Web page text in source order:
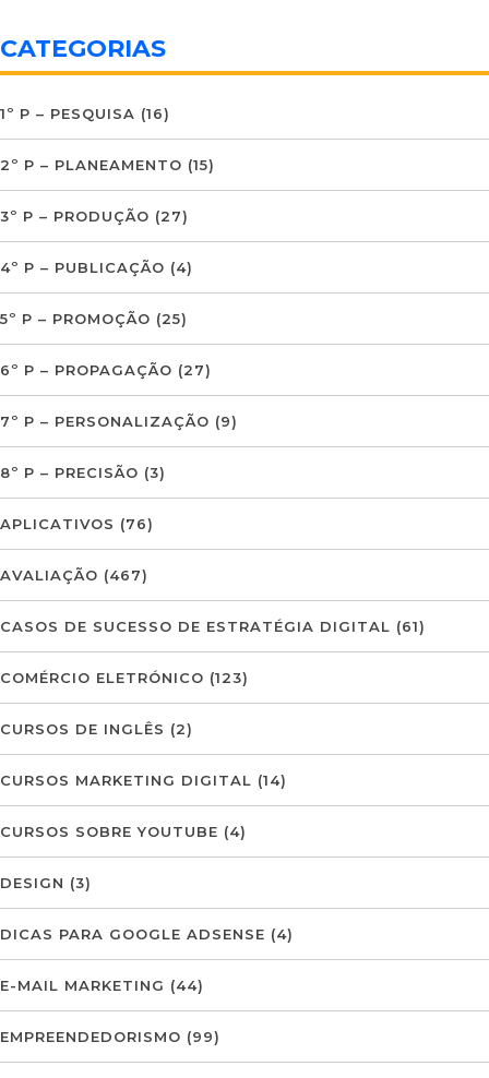
CATEGORIAS
1º P – PESQUISA (16)
2º P – PLANEAMENTO (15)
3º P – PRODUÇÃO (27)
4º P – PUBLICAÇÃO (4)
5º P – PROMOÇÃO (25)
6º P – PROPAGAÇÃO (27)
7º P – PERSONALIZAÇÃO (9)
8º P – PRECISÃO (3)
APLICATIVOS (76)
AVALIAÇÃO (467)
CASOS DE SUCESSO DE ESTRATÉGIA DIGITAL (61)
COMÉRCIO ELETRÓNICO (123)
CURSOS DE INGLÊS (2)
CURSOS MARKETING DIGITAL (14)
CURSOS SOBRE YOUTUBE (4)
DESIGN (3)
DICAS PARA GOOGLE ADSENSE (4)
E-MAIL MARKETING (44)
EMPREENDEDORISMO (99)